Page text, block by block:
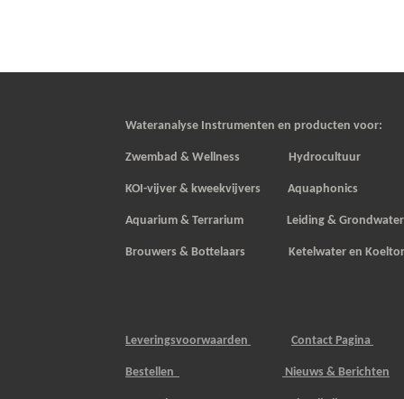
Wateranalyse Instrumenten en producten voor:
Zwembad & Wellness Hydrocultuur
KOI-vijver & kweekvijvers Aquaphonics
Aquarium & Terrarium Leiding & Grondwater
Brouwers & Bottelaars Ketelwater en
Leveringsvoorwaarden Contact Pagina
Bestellen Nieuws & Berichten